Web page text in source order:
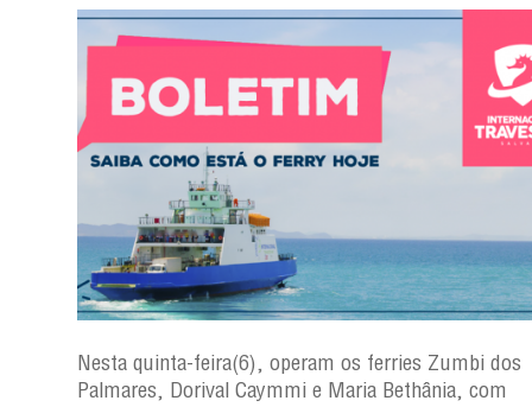
Nesta quinta-feira(6), operam os ferries Zumbi dos
Palmares, Dorival Caymmi e Maria Bethânia, com